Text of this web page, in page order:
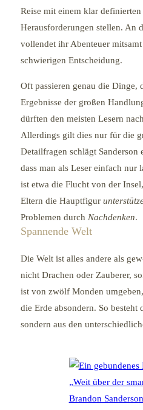
Reise mit einem klar
Herausforderungen stellen. An
vollendet ihr Abenteuer
schwierigen Entscheidung.
Oft passieren genau die Dinge,
Ergebnisse der großen
dürften den meisten Lesern
Allerdings gilt dies nur für die
Detailfragen schlägt Sanderson
dass man als Leser einfach nur
ist etwa die Flucht von der
Eltern die Hauptfigur
Problemen durch Nachdenken.
Spannende Welt
Die Welt ist alles andere als
nicht Drachen oder Zauberer,
ist von zwölf Monden
die Erde absondern. So besteht
sondern aus den